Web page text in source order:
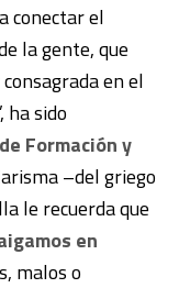
conectar el
la gente, que
en el
ha sido
Formación y
–del griego
le recuerda que
en
malos o